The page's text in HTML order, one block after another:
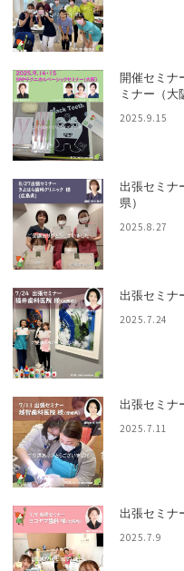
開催セミナ
ミナー（大
2025.9.15
出張セミナ
県）
2025.8.27
出張セミナ
2025.7.24
出張セミナ
2025.7.11
出張セミナ
2025.7.9